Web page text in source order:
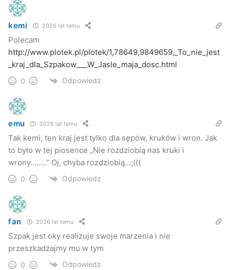
kemi 2026 lat temu
Polecam
http://www.plotek.pl/plotek/1,78649,9849659,_To_nie_jest
_kraj_dla_Szpakow___W_Jasle_maja_dosc.html
0 Odpowiedz
emu 2026 lat temu
Tak kemi, ten kraj jest tylko dla sępów, kruków i wron. Jak
to było w tej piosence „Nie rozdziobią nas kruki i
wrony……..” Oj, chyba rozdziobią…;(((
0 Odpowiedz
fan 2026 lat temu
Szpak jest oky realizuje swoje marzenia i nie
przeszkadzajmy mu w tym
0 Odpowiedz